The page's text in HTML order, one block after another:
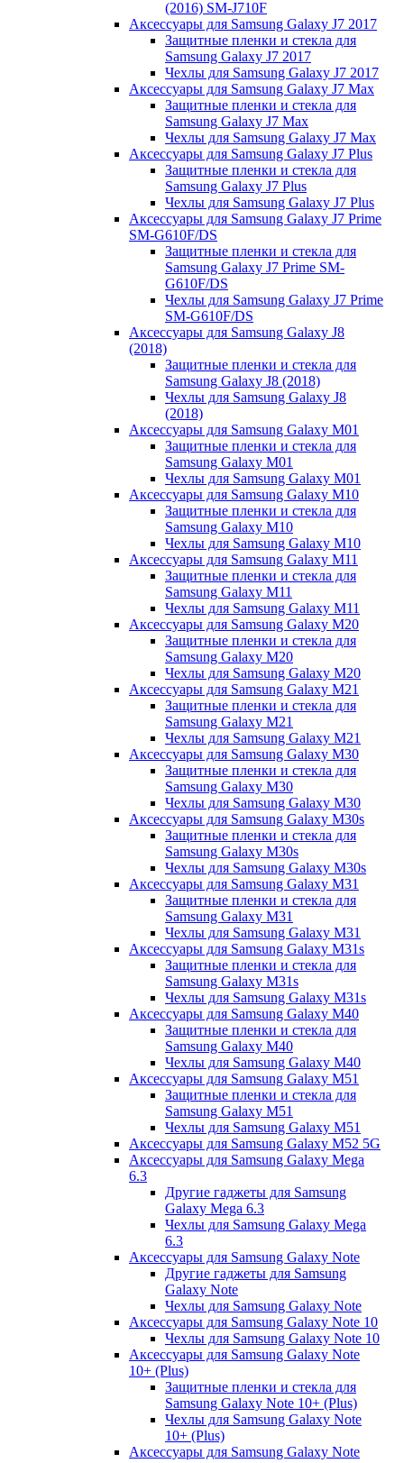
(2016) SM-J710F
Аксессуары для Samsung Galaxy J7 2017
Защитные пленки и стекла для
Samsung Galaxy J7 2017
Чехлы для Samsung Galaxy J7 2017
Аксессуары для Samsung Galaxy J7 Max
Защитные пленки и стекла для
Samsung Galaxy J7 Max
Чехлы для Samsung Galaxy J7 Max
Аксессуары для Samsung Galaxy J7 Plus
Защитные пленки и стекла для
Samsung Galaxy J7 Plus
Чехлы для Samsung Galaxy J7 Plus
Аксессуары для Samsung Galaxy J7 Prime
SM-G610F/DS
Защитные пленки и стекла для
Samsung Galaxy J7 Prime SM-
G610F/DS
Чехлы для Samsung Galaxy J7 Prime
SM-G610F/DS
Аксессуары для Samsung Galaxy J8
(2018)
Защитные пленки и стекла для
Samsung Galaxy J8 (2018)
Чехлы для Samsung Galaxy J8
(2018)
Аксессуары для Samsung Galaxy M01
Защитные пленки и стекла для
Samsung Galaxy M01
Чехлы для Samsung Galaxy M01
Аксессуары для Samsung Galaxy M10
Защитные пленки и стекла для
Samsung Galaxy M10
Чехлы для Samsung Galaxy M10
Аксессуары для Samsung Galaxy M11
Защитные пленки и стекла для
Samsung Galaxy M11
Чехлы для Samsung Galaxy M11
Аксессуары для Samsung Galaxy M20
Защитные пленки и стекла для
Samsung Galaxy M20
Чехлы для Samsung Galaxy M20
Аксессуары для Samsung Galaxy M21
Защитные пленки и стекла для
Samsung Galaxy M21
Чехлы для Samsung Galaxy M21
Аксессуары для Samsung Galaxy M30
Защитные пленки и стекла для
Samsung Galaxy M30
Чехлы для Samsung Galaxy M30
Аксессуары для Samsung Galaxy M30s
Защитные пленки и стекла для
Samsung Galaxy M30s
Чехлы для Samsung Galaxy M30s
Аксессуары для Samsung Galaxy M31
Защитные пленки и стекла для
Samsung Galaxy M31
Чехлы для Samsung Galaxy M31
Аксессуары для Samsung Galaxy M31s
Защитные пленки и стекла для
Samsung Galaxy M31s
Чехлы для Samsung Galaxy M31s
Аксессуары для Samsung Galaxy M40
Защитные пленки и стекла для
Samsung Galaxy M40
Чехлы для Samsung Galaxy M40
Аксессуары для Samsung Galaxy M51
Защитные пленки и стекла для
Samsung Galaxy M51
Чехлы для Samsung Galaxy M51
Аксессуары для Samsung Galaxy M52 5G
Аксессуары для Samsung Galaxy Mega
6.3
Другие гаджеты для Samsung
Galaxy Mega 6.3
Чехлы для Samsung Galaxy Mega
6.3
Аксессуары для Samsung Galaxy Note
Другие гаджеты для Samsung
Galaxy Note
Чехлы для Samsung Galaxy Note
Аксессуары для Samsung Galaxy Note 10
Чехлы для Samsung Galaxy Note 10
Аксессуары для Samsung Galaxy Note
10+ (Plus)
Защитные пленки и стекла для
Samsung Galaxy Note 10+ (Plus)
Чехлы для Samsung Galaxy Note
10+ (Plus)
Аксессуары для Samsung Galaxy Note